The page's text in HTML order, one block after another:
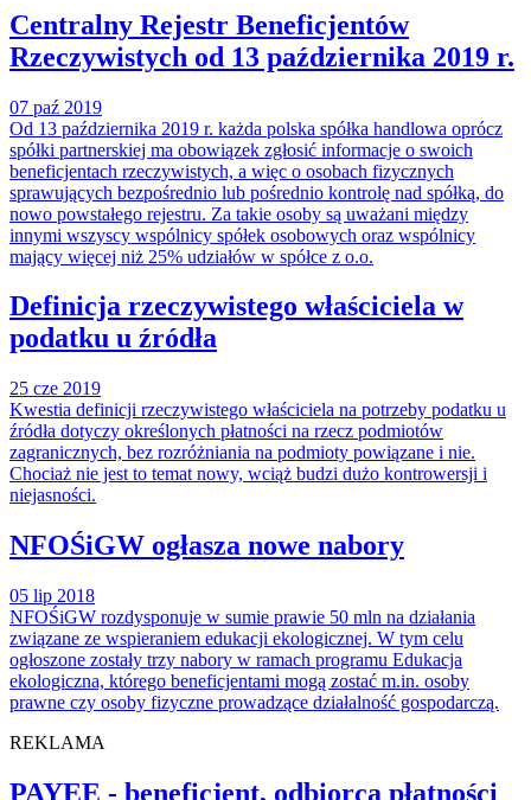
Centralny Rejestr Beneficjentów
Rzeczywistych od 13 października 2019 r.
07 paź 2019
Od 13 października 2019 r. każda polska spółka handlowa oprócz
spółki partnerskiej ma obowiązek zgłosić informacje o swoich
beneficjentach rzeczywistych, a więc o osobach fizycznych
sprawujących bezpośrednio lub pośrednio kontrolę nad spółką, do
nowo powstałego rejestru. Za takie osoby są uważani między
innymi wszyscy wspólnicy spółek osobowych oraz wspólnicy
mający więcej niż 25% udziałów w spółce z o.o.
Definicja rzeczywistego właściciela w
podatku u źródła
25 cze 2019
Kwestia definicji rzeczywistego właściciela na potrzeby podatku u
źródła dotyczy określonych płatności na rzecz podmiotów
zagranicznych, bez rozróżniania na podmioty powiązane i nie.
Chociaż nie jest to temat nowy, wciąż budzi dużo kontrowersji i
niejasności.
NFOŚiGW ogłasza nowe nabory
05 lip 2018
NFOŚiGW rozdysponuje w sumie prawie 50 mln na działania
związane ze wspieraniem edukacji ekologicznej. W tym celu
ogłoszone zostały trzy nabory w ramach programu Edukacja
ekologiczna, którego beneficjentami mogą zostać m.in. osoby
prawne czy osoby fizyczne prowadzące działalność gospodarczą.
REKLAMA
PAYEE - beneficjent, odbiorca płatności